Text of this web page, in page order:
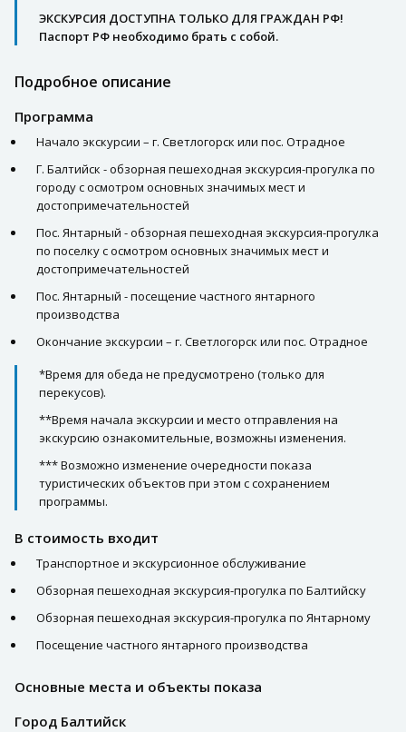
ЭКСКУРСИЯ ДОСТУПНА ТОЛЬКО ДЛЯ ГРАЖДАН РФ!
Паспорт РФ необходимо брать с собой.
Подробное описание
Программа
Начало экскурсии – г. Светлогорск или пос. Отрадное
Г. Балтийск - обзорная пешеходная экскурсия-прогулка по
городу с осмотром основных значимых мест и
достопримечательностей
Пос. Янтарный - обзорная пешеходная экскурсия-прогулка
по поселку с осмотром основных значимых мест и
достопримечательностей
Пос. Янтарный - посещение частного янтарного
производства
Окончание экскурсии – г. Светлогорск или пос. Отрадное
*Время для обеда не предусмотрено (только для
перекусов).
**Время начала экскурсии и место отправления на
экскурсию ознакомительные, возможны изменения.
*** Возможно изменение очередности показа
туристических объектов при этом с сохранением
программы.
В стоимость входит
Транспортное и экскурсионное обслуживание
Обзорная пешеходная экскурсия-прогулка по Балтийску
Обзорная пешеходная экскурсия-прогулка по Янтарному
Посещение частного янтарного производства
Основные места и объекты показа
Город Балтийск